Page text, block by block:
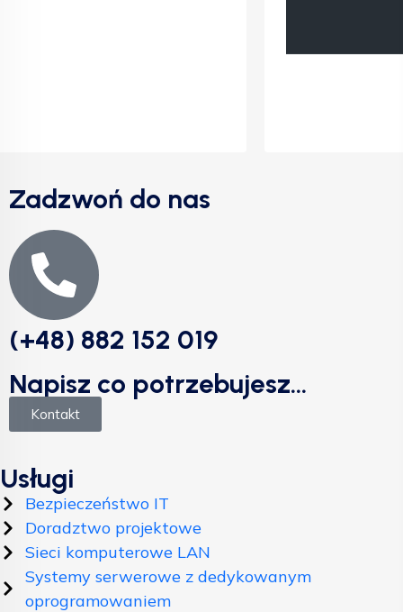
Zadzwoń do nas
(+48) 882 152 019
Napisz co potrzebujesz...
Kontakt
Usługi
Bezpieczeństwo IT
Doradztwo projektowe
Sieci komputerowe LAN
Systemy serwerowe z dedykowanym
oprogramowaniem